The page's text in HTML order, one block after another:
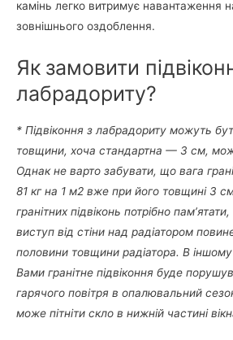
камінь легко витримує навантаження
зовнішнього оздоблення.
Як замовити
лабрадориту?
* Підвіконня з лабрадориту можуть
товщини, хоча стандартна — 3 см,
Однак не варто забувати, що вага
81 кг на 1 м2 вже при його товщині 3
гранітних підвіконь потрібно
виступ від стіни над радіатором
половини товщини радіатора. В
Вами гранітне підвіконня буде
гарячого повітря в опалювальний
може пітніти скло в нижній частині